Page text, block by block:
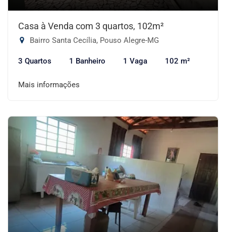
Casa à Venda com 3 quartos, 102m²
Bairro Santa Cecília, Pouso Alegre-MG
3 Quartos 1 Banheiro 1 Vaga 102 m²
Mais informações